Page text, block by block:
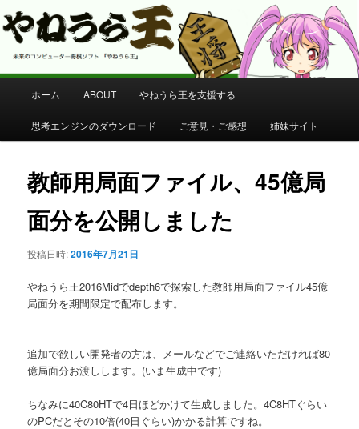
やねうら王 公式サイト
コンピューター将棋 やねうら王 公式サイト
メ
メ
イ
コ
ン
ン
へ
移
ホーム ABOUT やねうら王を支援する
思考エンジンのダウンロード ご意見・ご感想 姉妹サイト
教師用局面ファイル、45億局
面分を公開しました
投稿日時:2016年7月21日
やねうら王2016Midでdepth6で探索した教師用局面ファイル45億
局面分を期間限定で配布します。
追加で欲しい開発者の方は、メールなどでご連絡いただければ80
億局面分お渡しします。(いま生成中です)
ちなみに40C80HTで4日ほどかけて生成しました。4C8HTぐらい
のPCだとその10倍(40日ぐらい)かかる計算ですね。